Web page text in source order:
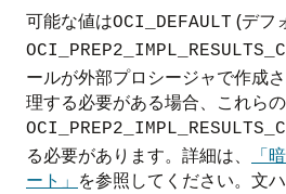
可能な値はOCI_DEFAULT (デフ
ールが外部プロシージャで作成
理する必要がある場合、これら
る必要があります。詳細は、
「
ート」 を参照してください。文